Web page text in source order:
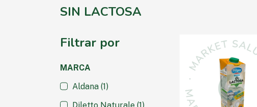
SIN LACTOSA
Filtrar por
MARCA
Aldana (1)